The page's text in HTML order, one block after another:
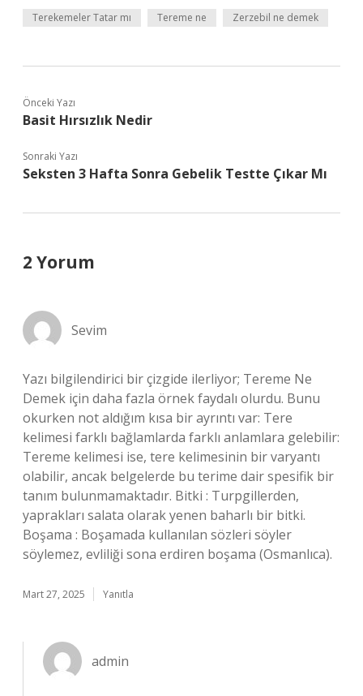
Terekemeler Tatar mı Tereme ne Zerzebil ne demek
Önceki Yazı
Basit Hırsızlık Nedir
Sonraki Yazı
Seksten 3 Hafta Sonra Gebelik Testte Çıkar Mı
2 Yorum
Sevim
Yazı bilgilendirici bir çizgide ilerliyor; Tereme Ne
Demek için daha fazla örnek faydalı olurdu. Bunu
okurken not aldığım kısa bir ayrıntı var: Tere
kelimesi farklı bağlamlarda farklı anlamlara gelebilir:
Tereme kelimesi ise, tere kelimesinin bir varyantı
olabilir, ancak belgelerde bu terime dair spesifik bir
tanım bulunmamaktadır. Bitki : Turpgillerden,
yaprakları salata olarak yenen baharlı bir bitki.
Boşama : Boşamada kullanılan sözleri söyler
söylemez, evliliği sona erdiren boşama (Osmanlıca).
Mart 27, 2025 Yanıtla
admin